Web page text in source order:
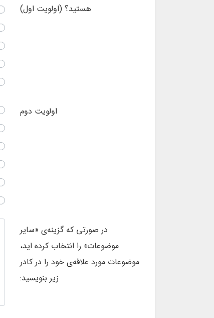
هستید؟ (اولویت اول)
اولویت دوم
در صورتی که گزینه‌ی «سایر
موضوعات» را انتخاب کرده اید،
موضوعات مورد علاقه‌ی خود را در کادر
زیر بنویسید: